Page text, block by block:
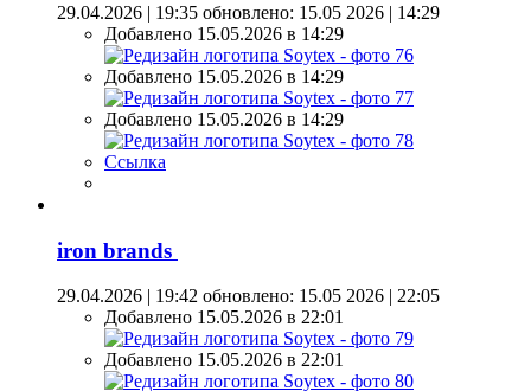
29.04.2026 | 19:35 обновлено: 15.05 2026 | 14:29
Добавлено 15.05.2026 в 14:29
Добавлено 15.05.2026 в 14:29
Добавлено 15.05.2026 в 14:29
Ссылка
iron brands
29.04.2026 | 19:42 обновлено: 15.05 2026 | 22:05
Добавлено 15.05.2026 в 22:01
Добавлено 15.05.2026 в 22:01